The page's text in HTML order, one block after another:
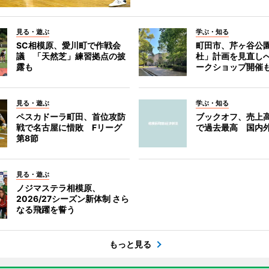
見る・遊ぶ
SC相模原、愛川町で作戦会
議 「天然芝」練習拠点の披
露も
学ぶ・知る
町田市、芹ヶ谷公
杜」計画を見直
ークショップ開催
見る・遊ぶ
ペスカドーラ町田、首位攻防
戦で名古屋に惜敗 Fリーグ
第8節
学ぶ・知る
ブックオフ、売上
で過去最高 国内
見る・遊ぶ
ノジマステラ相模原、
2026/27シーズン新体制 さら
なる飛躍を誓う
もっと見る